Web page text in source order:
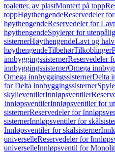
toaletter, av plastMontert på topp
toppHøythengendeReservedeler
høythengendeReservedeler for
høythengendeSpylerør for
sisternerHøythengendeLavt og
høythengendeTilbehørTilkoblinger
innbyggingssisternerReservedeler
innbyggingssisternerOmega
Omega innbyggingssisternerDelta
for Delta innbyggingssisterner
skylleventilerInnløpsventiler
InnløpsventilerInnløpsventiler for
sisternerReservedeler for
sisternerInnløpsventiler for
Innløpsventiler for skålsisterner
universelleReservedeler for
universelleInnløpsventil for